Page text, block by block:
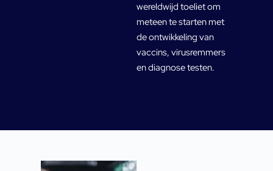
wereldwijd toeliet om
meteen te starten met
de ontwikkeling van
vaccins, virusremmers
en diagnose testen.